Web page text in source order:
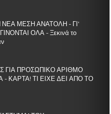
ΜΕΣΗ ΑΝΑΤΟΛΗ - ΓΙ'
ΟΛΑ - Ξεκινά το
ΓΙΑ ΠΡΟΣΩΠΙΚΟ ΑΡΙΘΜΟ
- ΚΑΡΤΑ! ΤΙ ΕΙΧΕ ΔΕΙ ΑΠΟ ΤΟ